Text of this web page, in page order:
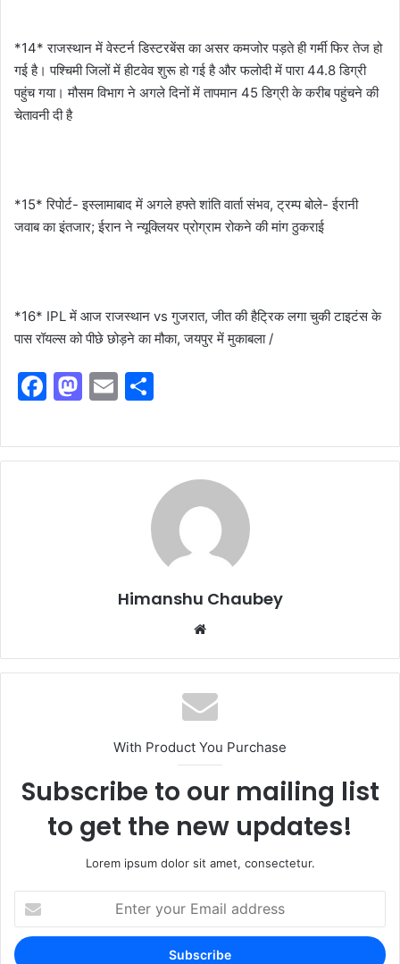
*14* राजस्थान में वेस्टर्न डिस्टरबेंस का असर कमजोर पड़ते ही गर्मी फिर तेज हो
गई है। पश्चिमी जिलों में हीटवेव शुरू हो गई है और फलोदी में पारा 44.8 डिग्री
पहुंच गया। मौसम विभाग ने अगले दिनों में तापमान 45 डिग्री के करीब पहुंचने की
चेतावनी दी है
*15* रिपोर्ट- इस्लामाबाद में अगले हफ्ते शांति वार्ता संभव, ट्रम्प बोले- ईरानी
जवाब का इंतजार; ईरान ने न्यूक्लियर प्रोग्राम रोकने की मांग ठुकराई
*16* IPL में आज राजस्थान vs गुजरात, जीत की हैट्रिक लगा चुकी टाइटंस के
पास रॉयल्स को पीछे छोड़ने का मौका, जयपुर में मुकाबला /
F
c
e
M
st
o
E
ai
l
ar
e
Himanshu Chaubey
With Product You Purchase
Subscribe to our mailing list
to get the new updates!
Lorem ipsum dolor sit amet, consectetur.